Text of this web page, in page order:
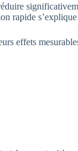
rapide
effets